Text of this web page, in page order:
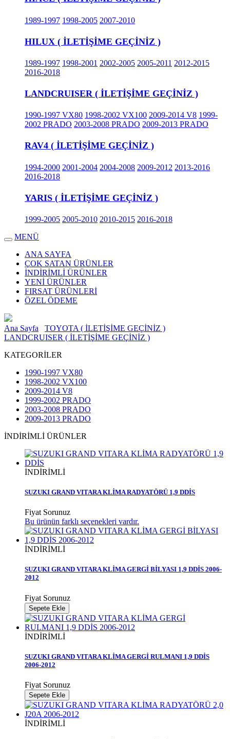
1989-1997 1998-2005 2007-2010
HILUX ( İLETİŞİME GEÇİNİZ )
1989-1997 1998-2001 2002-2005 2005-2011 2012-2015
2016-2018
LANDCRUISER ( İLETİŞİME GEÇİNİZ )
1990-1997 VX80 1998-2002 VX100 2009-2014 V8 1999-
2002 PRADO 2003-2008 PRADO 2009-2013 PRADO
RAV4 ( İLETİŞİME GEÇİNİZ )
1994-2000 2001-2004 2004-2008 2009-2012 2013-2016
2016-2018
YARIS ( İLETİŞİME GEÇİNİZ )
1999-2005 2005-2010 2010-2015 2016-2018
MENÜ
ANA SAYFA
ÇOK SATAN ÜRÜNLER
İNDİRİMLİ ÜRÜNLER
YENİ ÜRÜNLER
FIRSAT ÜRÜNLERİ
ÖZEL ÖDEME
Ana Sayfa
TOYOTA ( İLETİŞİME GEÇİNİZ )
LANDCRUISER ( İLETİŞİME GEÇİNİZ )
KATEGORİLER
1990-1997 VX80
1998-2002 VX100
2009-2014 V8
1999-2002 PRADO
2003-2008 PRADO
2009-2013 PRADO
İNDİRİMLİ ÜRÜNLER
İNDİRİMLİ
SUZUKI GRAND VITARA KLİMA RADYATÖRÜ 1,9 DDİS
Fiyat Sorunuz
Bu ürünün farklı seçenekleri vardır.
İNDİRİMLİ
SUZUKI GRAND VITARA KLİMA GERGİ BİLYASI 1,9 DDİS 2006-
2012
Fiyat Sorunuz
Sepete Ekle
İNDİRİMLİ
SUZUKI GRAND VITARA KLİMA GERGİ RULMANI 1,9 DDİS
2006-2012
Fiyat Sorunuz
Sepete Ekle
İNDİRİMLİ